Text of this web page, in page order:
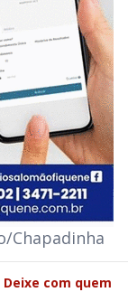
Chapadinha
com quem